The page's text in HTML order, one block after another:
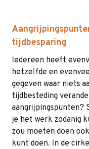
tijdbesparing
Iedereen heeft
hetzelfde en
gegeven waar niets
tijdbesteding
aangrijpingspunten?
je het werk zodanig
zou moeten doen
kunt doen. In de